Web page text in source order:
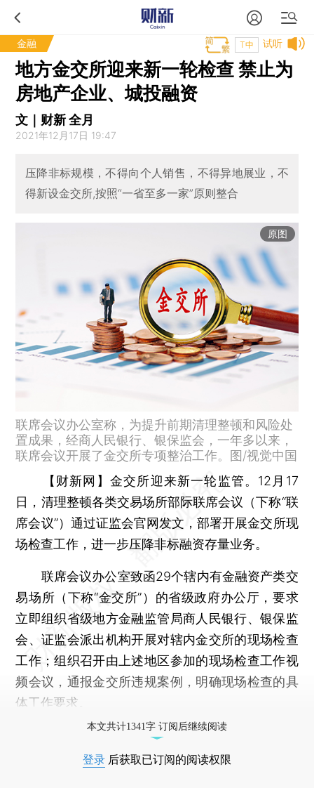
金融 试听
T中
地方金交所迎来新一轮检查 禁止为
房地产企业、城投融资
文｜财新 全月
2021年12月17日 19:47
压降非标规模，不得向个人销售，不得异地展业，不
得新设金交所,按照“一省至多一家”原则整合
原图
联席会议办公室称，为提升前期清理整顿和风险处
置成果，经商人民银行、银保监会，一年多以来，
联席会议开展了金交所专项整治工作。图/视觉中国
【财新网】 金交所迎来新一轮监管。12月17
日，清理整顿各类交易场所部际联席会议（下称“联
席会议”）通过证监会官网发文，部署开展金交所现
场检查工作，进一步压降非标融资存量业务。
联席会议办公室致函29个辖内有金融资产类交
易场所（下称“金交所”）的省级政府办公厅，要求
立即组织省级地方金融监管局商人民银行、银保监
会、证监会派出机构开展对辖内金交所的现场检查
工作；组织召开由上述地区参加的现场检查工作视
频会议，通报金交所违规案例，明确现场检查的具
体工作要求。
本文共计1341字 订阅后继续阅读
登录 后获取已订阅的阅读权限